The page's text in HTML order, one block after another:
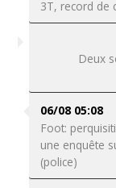
3T, record de
Deux
06/08 05:08
Foot:
une enquête
(police)